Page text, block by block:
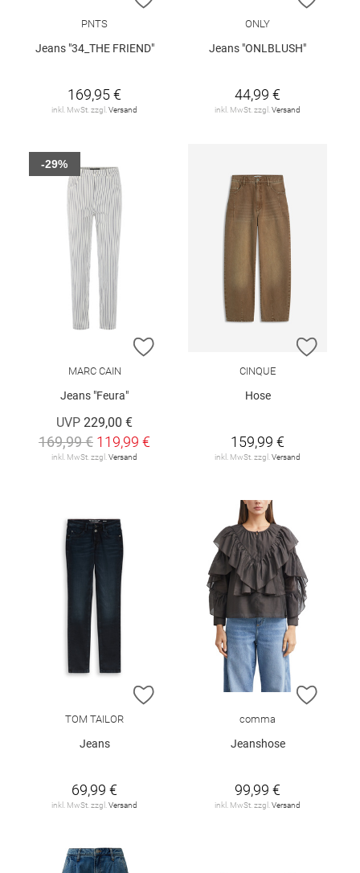
PNTS
Jeans "34_THE FRIEND"
169,95 €
inkl. MwSt. zzgl. Versand
ONLY
Jeans "ONLBLUSH"
44,99 €
inkl. MwSt. zzgl. Versand
ZUR WUNSCHLISTE HINZUFÜGEN
MARC CAIN
Jeans "Feura"
UVP 229,00 €
169,99 € 119,99 €
inkl. MwSt. zzgl.Versand
-29%
ZUR
CINQUE
Hose
159,99 €
inkl. MwSt. zzgl.Versand
ZUR WUNSCHLISTE HINZUFÜGEN
TOM TAILOR
Jeans
69,99 €
inkl. MwSt. zzgl.Versand
ZUR
comma
Jeanshose
99,99 €
inkl. MwSt. zzgl.Versand